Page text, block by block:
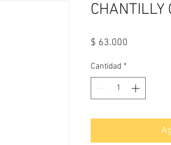
CHANTILLY
$ 63.000
Cantidad *